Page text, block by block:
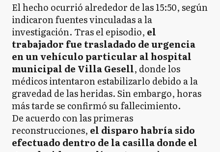
El hecho ocurrió alrededor de las 15:50, según
indicaron fuentes vinculadas a la
investigación. Tras el episodio, el
trabajador fue trasladado de urgencia
en un vehículo particular al hospital
municipal de Villa Gesell, donde los
médicos intentaron estabilizarlo debido a la
gravedad de las heridas. Sin embargo, horas
más tarde se confirmó su fallecimiento.
De acuerdo con las primeras
reconstrucciones, el disparo habría sido
efectuado dentro de la casilla donde el